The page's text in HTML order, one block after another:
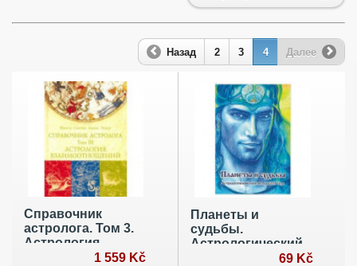
Назад 2 3 4 Далее
Справочник
астролога. Том 3.
Астрология
взаимоотношений
1 559 Kč
Планеты и
судьбы.
Астрологический
прогноз до 202569 Kč